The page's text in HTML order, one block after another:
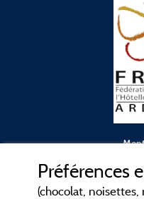
Préférences
(chocolat, noisettes,